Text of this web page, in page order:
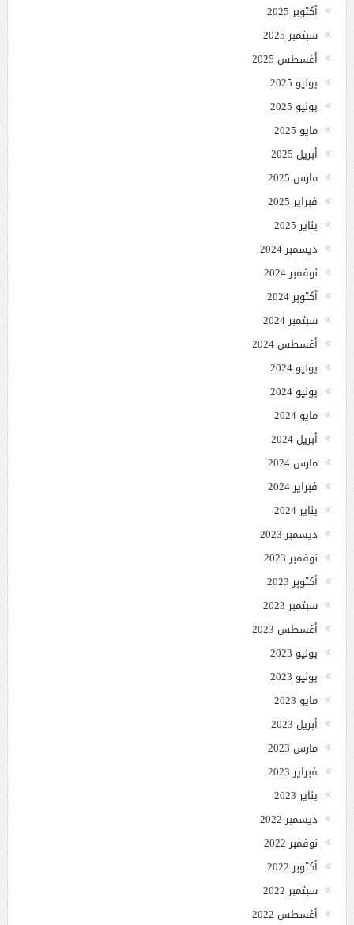
أكتوبر 2025
سبتمبر 2025
أغسطس 2025
يوليو 2025
يونيو 2025
مايو 2025
أبريل 2025
مارس 2025
فبراير 2025
يناير 2025
ديسمبر 2024
نوفمبر 2024
أكتوبر 2024
سبتمبر 2024
أغسطس 2024
يوليو 2024
يونيو 2024
مايو 2024
أبريل 2024
مارس 2024
فبراير 2024
يناير 2024
ديسمبر 2023
نوفمبر 2023
أكتوبر 2023
سبتمبر 2023
أغسطس 2023
يوليو 2023
يونيو 2023
مايو 2023
أبريل 2023
مارس 2023
فبراير 2023
يناير 2023
ديسمبر 2022
نوفمبر 2022
أكتوبر 2022
سبتمبر 2022
أغسطس 2022